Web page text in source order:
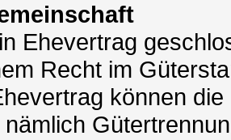
Ehevertrag
Recht im
können